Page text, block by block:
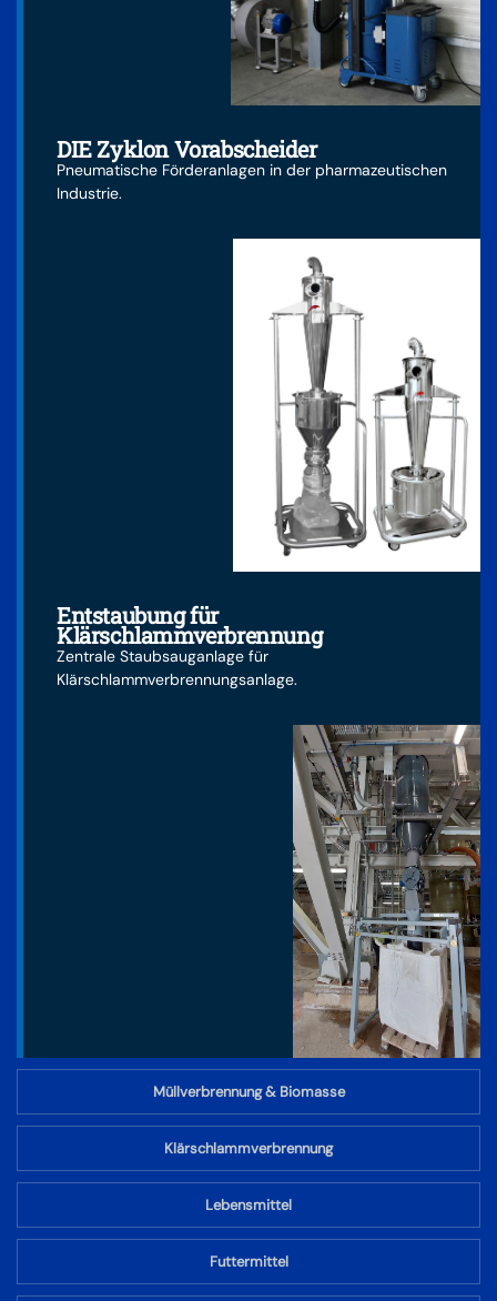
Müllverbrennung & Biomasse
Klärschlammverbrennung
Lebensmittel
Futtermittel
DIE Zyklon Vorabscheider
Pneumatische Förderanlagen in der pharmazeutischen
Industrie.
Entstaubung für
Klärschlammverbrennung
Zentrale Staubsauganlage für
Klärschlammverbrennungsanlage.